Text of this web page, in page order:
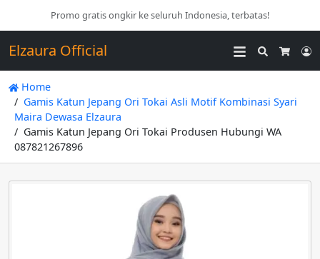
Promo gratis ongkir ke seluruh Indonesia, terbatas!
Elzaura Official
Search
Home
Gamis Katun Jepang Ori Tokai Asli Motif Kombinasi Syari
Maira Dewasa Elzaura
Gamis Katun Jepang Ori Tokai Produsen Hubungi WA
087821267896